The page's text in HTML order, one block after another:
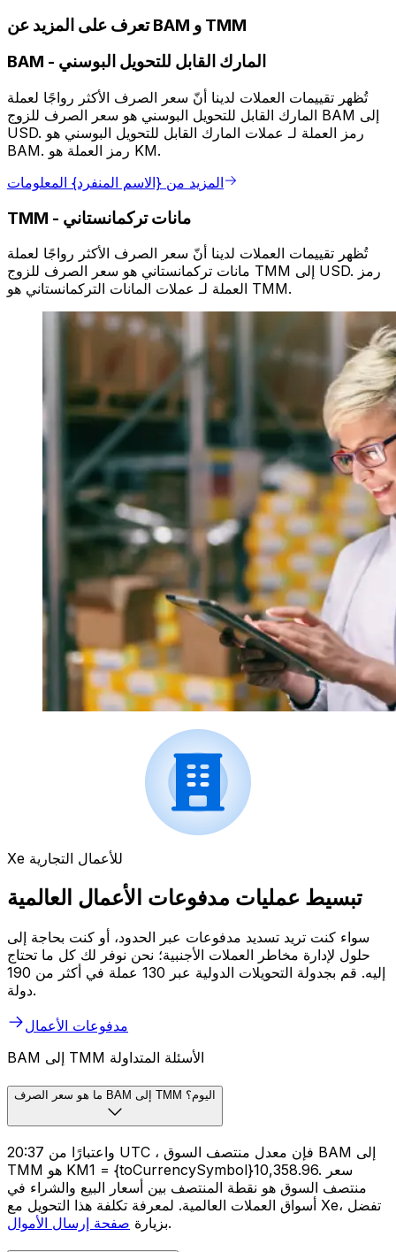
تعرف على المزيد عن BAM و TMM
BAM - المارك القابل للتحويل البوسني
تُظهر تقييمات العملات لدينا أنّ سعر الصرف الأكثر رواجًا لعملة
المارك القابل للتحويل البوسني هو سعر الصرف للزوج BAM إلى
USD. رمز العملة لـ عملات المارك القابل للتحويل البوسني هو
BAM. رمز العملة هو KM.
المزيد من {الاسم المنفرد} المعلومات
TMM - مانات تركمانستاني
تُظهر تقييمات العملات لدينا أنّ سعر الصرف الأكثر رواجًا لعملة
مانات تركمانستاني هو سعر الصرف للزوج TMM إلى USD. رمز
العملة لـ عملات المانات التركمانستاني هو TMM.
Xe للأعمال التجارية
تبسيط عمليات مدفوعات الأعمال العالمية
سواء كنت تريد تسديد مدفوعات عبر الحدود، أو كنت بحاجة إلى
حلول لإدارة مخاطر العملات الأجنبية؛ نحن نوفر لك كل ما تحتاج
إليه. قم بجدولة التحويلات الدولية عبر 130 عملة في أكثر من 190
دولة.
مدفوعات الأعمال
BAM إلى TMM الأسئلة المتداولة
ما هو سعر الصرف BAM إلى TMM اليوم؟
واعتبارًا من 20:37 UTC ، فإن معدل منتصف السوق BAM إلى
TMM هو KM1 = {toCurrencySymbol}10,358.96. سعر
منتصف السوق هو نقطة المنتصف بين أسعار البيع والشراء في
أسواق العملات العالمية. لمعرفة تكلفة هذا التحويل مع Xe، تفضل
بزيارة صفحة إرسال الأموال .